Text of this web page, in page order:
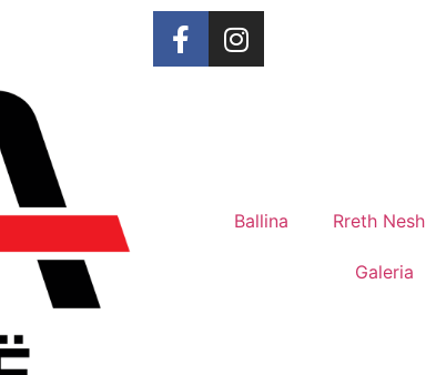
Ballina Rreth Nesh
Galeria